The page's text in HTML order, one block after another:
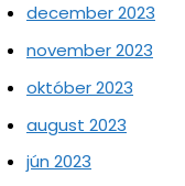
december 2023
november 2023
október 2023
august 2023
jún 2023